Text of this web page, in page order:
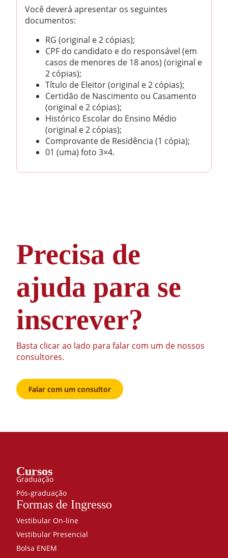
Você deverá apresentar os seguintes
documentos:
RG (original e 2 cópias);
CPF do candidato e do responsável (em
casos de menores de 18 anos) (original e
2 cópias);
Título de Eleitor (original e 2 cópias);
Certidão de Nascimento ou Casamento
(original e 2 cópias);
Histórico Escolar do Ensino Médio
(original e 2 cópias);
Comprovante de Residência (1 cópia);
01 (uma) foto 3×4.
Precisa de
ajuda para se
inscrever?
Basta clicar ao lado para falar com um de nossos
consultores.
Falar com um consultor
Cursos
Graduação
Pós-graduação
Formas de Ingresso
Vestibular On-line
Vestibular Presencial
Bolsa ENEM